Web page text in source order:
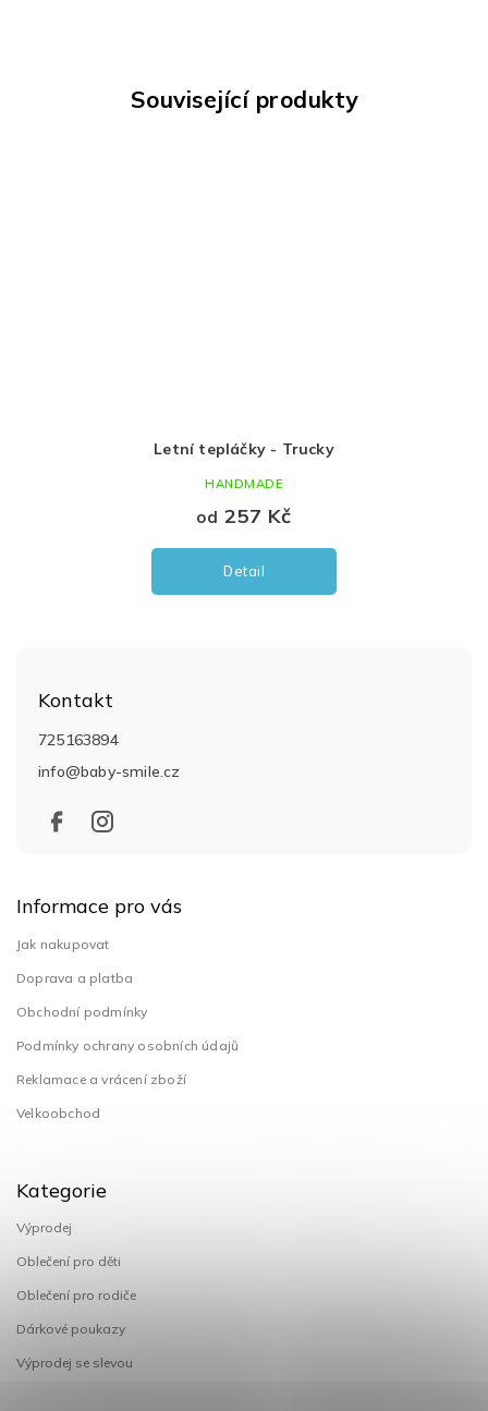
Související produkty
Letní tepláčky - Trucky
od 257 Kč
Detail
HANDMADE
Kontakt
info@baby-smile.cz
725163894
Informace pro vás
Jak nakupovat
Doprava a platba
Obchodní podmínky
Podmínky ochrany osobních údajů
Reklamace a vrácení zboží
Velkoobchod
Kategorie
Výprodej
Oblečení pro děti
Oblečení pro rodiče
Dárkové poukazy
Výprodej se slevou